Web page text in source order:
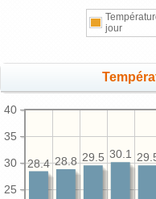
jour
25
30
35
40
30.1
29.5
28.8
28.4